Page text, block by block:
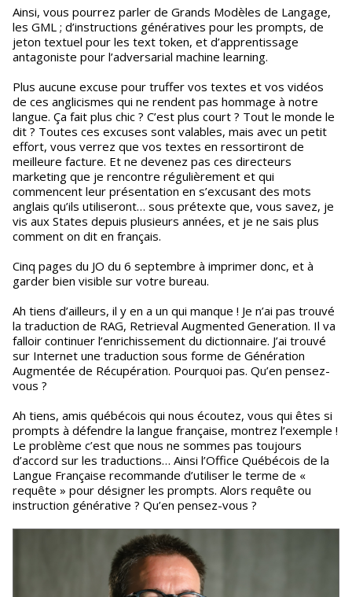
Ainsi, vous pourrez parler de Grands Modèles de Langage,
les GML ; d’instructions génératives pour les prompts, de
jeton textuel pour les text token, et d’apprentissage
antagoniste pour l’adversarial machine learning.
Plus aucune excuse pour truffer vos textes et vos vidéos
de ces anglicismes qui ne rendent pas hommage à notre
langue. Ça fait plus chic ? C’est plus court ? Tout le monde le
dit ? Toutes ces excuses sont valables, mais avec un petit
effort, vous verrez que vos textes en ressortiront de
meilleure facture. Et ne devenez pas ces directeurs
marketing que je rencontre régulièrement et qui
commencent leur présentation en s’excusant des mots
anglais qu’ils utiliseront… sous prétexte que, vous savez, je
vis aux States depuis plusieurs années, et je ne sais plus
comment on dit en français.
Cinq pages du JO du 6 septembre à imprimer donc, et à
garder bien visible sur votre bureau.
Ah tiens d’ailleurs, il y en a un qui manque ! Je n’ai pas trouvé
la traduction de RAG, Retrieval Augmented Generation. Il va
falloir continuer l’enrichissement du dictionnaire. J’ai trouvé
sur Internet une traduction sous forme de Génération
Augmentée de Récupération. Pourquoi pas. Qu’en pensez-
vous ?
Ah tiens, amis québécois qui nous écoutez, vous qui êtes si
prompts à défendre la langue française, montrez l’exemple !
Le problème c’est que nous ne sommes pas toujours
d’accord sur les traductions… Ainsi l’Office Québécois de la
Langue Française recommande d’utiliser le terme de «
requête » pour désigner les prompts. Alors requête ou
instruction générative ? Qu’en pensez-vous ?